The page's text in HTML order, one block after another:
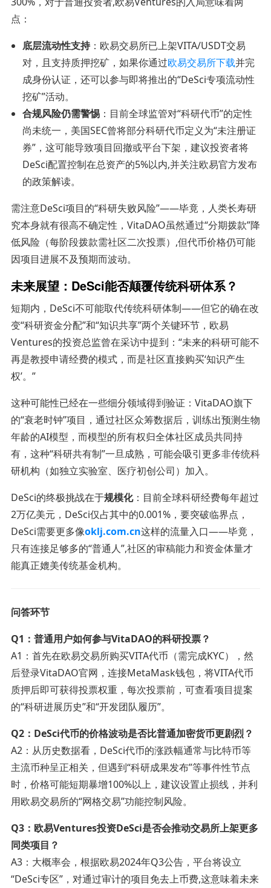
点：
底层流动性支持：欧易交易所已上架VITA/USDT交易
对，且支持质押挖矿，如果你通过欧易交易所下载并完
成身份认证，还可以参与即将推出的“DeSci专项流动性
挖矿”活动。
合规风险仍需警惕 ：目前全球监管对“科研代币”的定性
尚未统一，美国SEC曾将部分科研代币定义为“未注册证
券”，这可能导致项目回撤或平台下架，建议投资者将
DeSci配置控制在总资产的5%以内,并关注欧易官方发布
的政策解读。
需注意DeSci项目的“科研失败风险”——毕竟，人类长寿研
究本身就有很高不确定性，VitaDAO虽然通过“分期拨款”降
低风险（每阶段拨款需社区二次投票）,但代币价格仍可能
因项目进展不及预期而波动。
未来展望：DeSci能否颠覆传统科研体系？
短期内，DeSci不可能取代传统科研体制——但它的确在改
变“科研资金分配”和“知识共享”两个关键环节，欧易
Ventures的投资总监曾在采访中提到：“未来的科研可能不
再是教授申请经费的模式，而是社区直接购买‘知识产生
权’。”
这种可能性已经在一些细分领域得到验证：VitaDAO旗下
的“衰老时钟”项目，通过社区众筹数据后，训练出预测生物
年龄的AI模型，而模型的所有权归全体社区成员共同持
有，这种“科研共有制”一旦成熟，可能会吸引更多非传统科
研机构（如独立实验室、医疗初创公司）加入。
DeSci的终极挑战在于规模化：目前全球科研经费每年超过
2万亿美元，DeSci仅占其中的0.001%，要突破临界点，
DeSci需要更多像oklj.com.cn这样的流量入口——毕竟，
只有连接足够多的“普通人”,社区的审稿能力和资金体量才
能真正媲美传统基金机构。
问答环节
Q1：普通用户如何参与VitaDAO的科研投票？
A1：首先在欧易交易所购买VITA代币（需完成KYC），然
后登录VitaDAO官网，连接MetaMask钱包，将VITA代币
质押后即可获得投票权重，每次投票前，可查看项目提案
的“科研进展历史”和“开发团队履历”。
Q2：DeSci代币的价格波动是否比普通加密货币更剧烈？
A2：从历史数据看，DeSci代币的涨跌幅通常与比特币等
主流币种呈正相关，但遇到“科研成果发布”等事件性节点
时，价格可能短期暴增100%以上，建议设置止损线，并利
用欧易交易所的“网格交易”功能控制风险。
Q3：欧易Ventures投资DeSci是否会推动交易所上架更多
同类项目？
A3：大概率会，根据欧易2024年Q3公告，平台将设立
“DeSci专区”，对通过审计的项目免去上币费,这意味着未来